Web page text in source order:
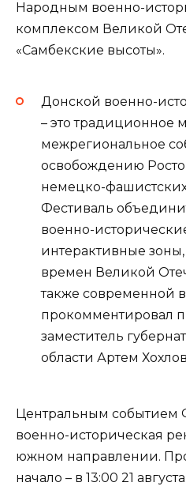
Народным военно-
комплексом Великой
«Самбекские высоты».
Донской военно-
– это традиционное
межрегиональное
освобождению
немецко-фашистских
Фестиваль
военно-
интерактивные
времен Великой
также современной
прокомментировал
заместитель
области Артем
Центральным событием
военно-историческая
южном направлении.
начало – в 13:00 21 августа.